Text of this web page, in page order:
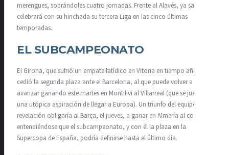
merengues, sobrándoles cuatro jornadas. Frente al Alavés, ya salvado,
celebrará con su hinchada su tercera Liga en las cinco últimas
temporadas.
EL SUBCAMPEONATO
El Girona, que sufrió un empate fatídico en Vitoria en tiempo añadido,
cedió la segunda plaza ante el Barcelona, al que puede volver a
avanzar ganando este martes en Montilivi al Villarreal (que se juega
una utópica aspiración de llegar a Europa). Un triunfo del equipo
revelación obligaría al Barça, el jueves, a ganar en Almería al colista,
entendiéndose que el subcampeonato, y con él la plaza en la
Supercopa de España, podría definirse hasta el último día.